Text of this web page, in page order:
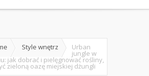
Style wnętrz Urban
jungle w
jak dobrać i pielęgnować rośliny,
zieloną oazę miejskiej dżungli